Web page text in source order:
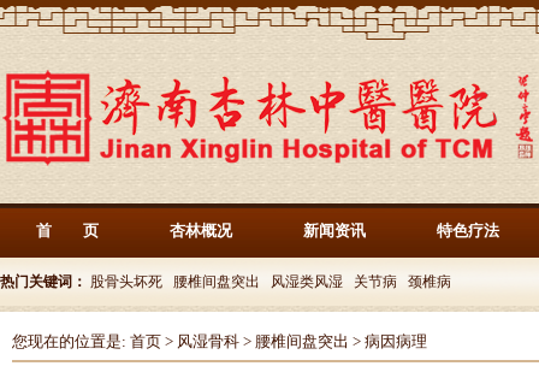
首 页 杏林概况 新闻资讯 特色疗法
热门关键词： 股骨头坏死 腰椎间盘突出 风湿类风湿 关节病 颈椎病
您现在的位置是: 首页 > 风湿骨科 > 腰椎间盘突出 > 病因病理